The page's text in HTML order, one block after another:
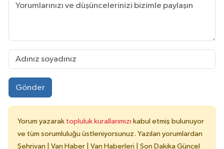
Gönder
Yorum yazarak topluluk kurallarımızı kabul etmiş bulunuyor
ve tüm sorumluluğu üstleniyorsunuz. Yazılan yorumlardan
Şehrivan | Van Haber | Van Haberleri | Son Dakika Güncel